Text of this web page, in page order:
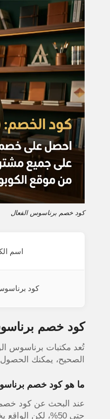
كود خصم برناسوس الفعال
اسم
كود
كود خصم برناسوس الحقيقي: 10%
تُعد مكتبات برناسوس
الصحيح، يمكنك
ما هو كود خصم برناسوس
عند البحث عن كود
حتى 50%، لكن الواقع يختلف تماماً.